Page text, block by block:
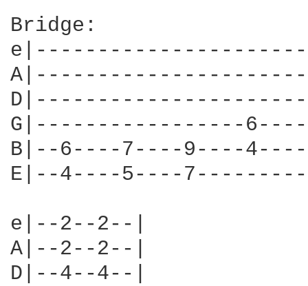
Bridge:
G|-----------------
B|--6----7----9----
E|--4----5----
e|--2--2--|
A|--2--2--|
D|--4--4--|